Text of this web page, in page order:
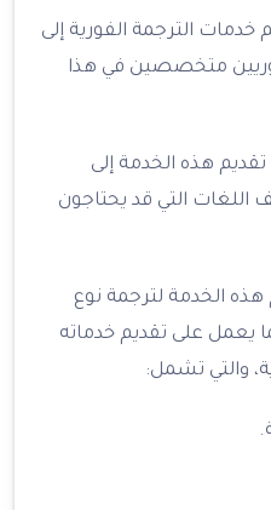
الترجمة الفورية إلى
متخصصين في هذا
هذه الخدمة إلى
اللغات التي قد يحتاجون
الخدمة لترجمة نوع
يعمل على تقديم خدماته
والتي تشمل: